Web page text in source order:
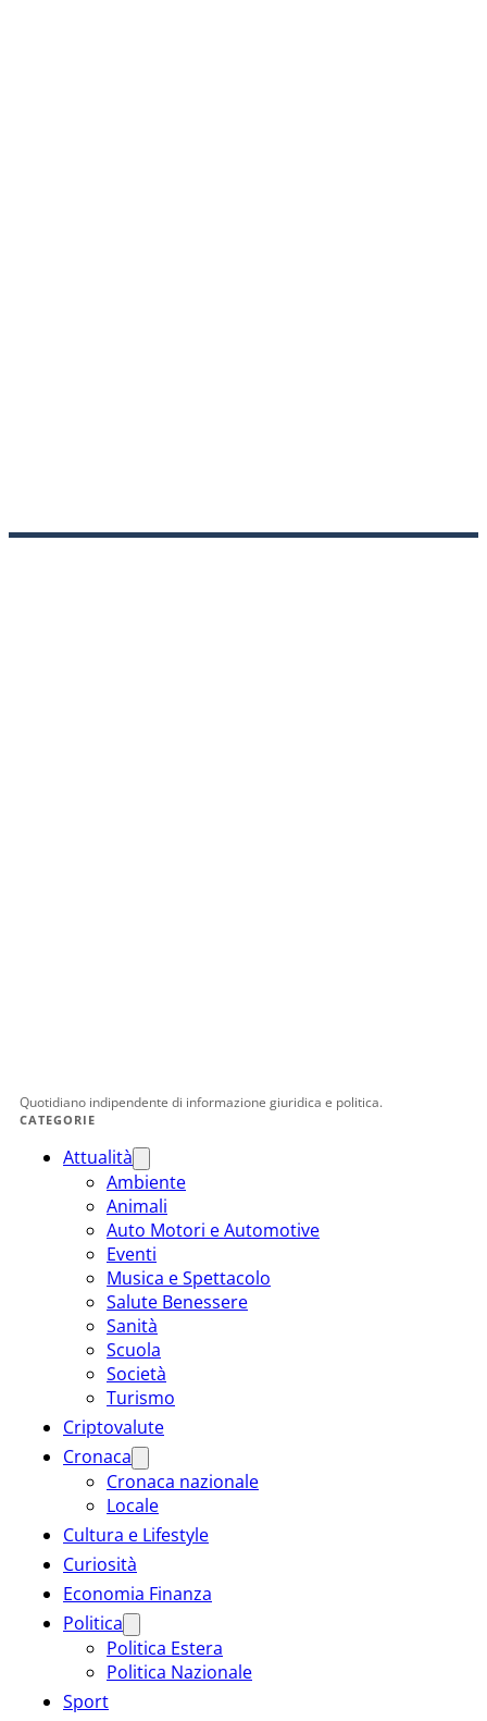
Quotidiano indipendente di informazione giuridica e politica.
CATEGORIE
Attualità
Ambiente
Animali
Auto Motori e Automotive
Eventi
Musica e Spettacolo
Salute Benessere
Sanità
Scuola
Società
Turismo
Criptovalute
Cronaca
Cronaca nazionale
Locale
Cultura e Lifestyle
Curiosità
Economia Finanza
Politica
Politica Estera
Politica Nazionale
Sport